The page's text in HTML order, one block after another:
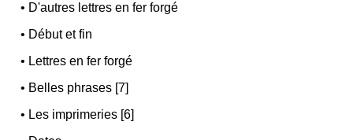
• D'autres lettres en fer forgé
• Début et fin
• Lettres en fer forgé
• Belles phrases [7]
• Les imprimeries [6]